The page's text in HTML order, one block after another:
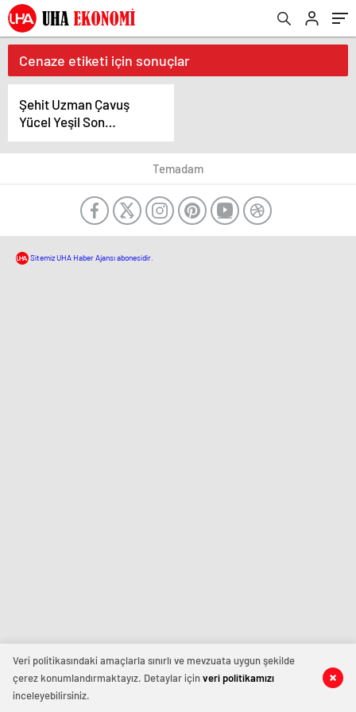
Cenaze etiketi için sonuçlar
Şehit Uzman Çavuş
Yücel Yeşil Son
Yolculuğuna
Uğurlandı: Memleketi
Temadam
Veri politikasındaki amaçlarla sınırlı ve mevzuata uygun şekilde
çerez konumlandırmaktayız. Detaylar içinveri politikamızı
inceleyebilirsiniz.
Sitemiz UHA Haber Ajansı abonesidir.